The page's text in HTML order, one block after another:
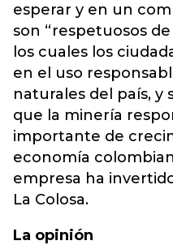
esperar y en un
son “respetuosos
los cuales los
en el uso
naturales del país, y
que la minería
importante de
economía
empresa ha
La Colosa.
La opinión